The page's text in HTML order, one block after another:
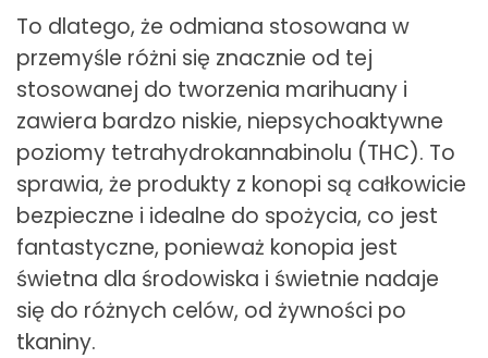
To dlatego, że odmiana stosowana w
przemyśle różni się znacznie od tej
stosowanej do tworzenia marihuany i
zawiera bardzo niskie, niepsychoaktywne
poziomy tetrahydrokannabinolu (THC). To
sprawia, że produkty z konopi są całkowicie
bezpieczne i idealne do spożycia, co jest
fantastyczne, ponieważ konopia jest
świetna dla środowiska i świetnie nadaje
się do różnych celów, od żywności po
tkaniny.